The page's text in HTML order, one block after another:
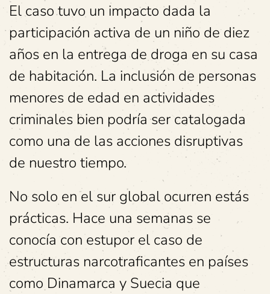
El caso tuvo un impacto dada la
participación activa de un niño de diez
años en la entrega de droga en su casa
de habitación. La inclusión de personas
menores de edad en actividades
criminales bien podría ser catalogada
como una de las acciones disruptivas
de nuestro tiempo.
No solo en el sur global ocurren estás
prácticas. Hace una semanas se
conocía con estupor el caso de
estructuras narcotraficantes en países
como Dinamarca y Suecia que